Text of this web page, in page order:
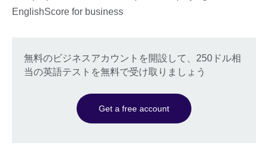
無料のビジネスアカウントを開設して、250ドル相
当の英語テストを無料で受け取りましょう
Get a free account